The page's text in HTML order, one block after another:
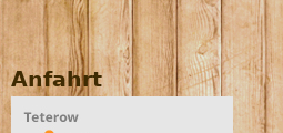
Anfahrt